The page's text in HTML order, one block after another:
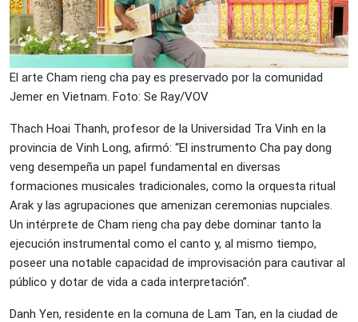
El arte Cham rieng cha pay es preservado por la comunidad
Jemer en Vietnam. Foto: Se Ray/VOV
Thach Hoai Thanh, profesor de la Universidad Tra Vinh en la
provincia de Vinh Long, afirmó: “El instrumento Cha pay dong
veng desempeña un papel fundamental en diversas
formaciones musicales tradicionales, como la orquesta ritual
Arak y las agrupaciones que amenizan ceremonias nupciales.
Un intérprete de Cham rieng cha pay debe dominar tanto la
ejecución instrumental como el canto y, al mismo tiempo,
poseer una notable capacidad de improvisación para cautivar al
público y dotar de vida a cada interpretación”.
Danh Yen, residente en la comuna de Lam Tan, en la ciudad de